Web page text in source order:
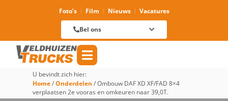
Foto’s Film Nieuws Vacatures
Bel ons
U bevindt zich hier:
Home/Onderdelen /Ombouw DAF XD XF/FAD 8×4
verplaatsen 2e vooras en omkeuren naar 39,0T.